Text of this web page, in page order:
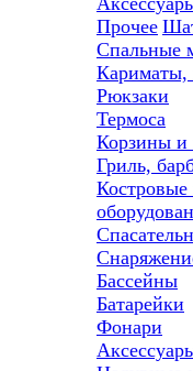
Прочее
Спальные
Кариматы,
Рюкзаки
Термоса
Корзины и
Гриль,
Костровые
Бассейны
Батарейки
Фонари